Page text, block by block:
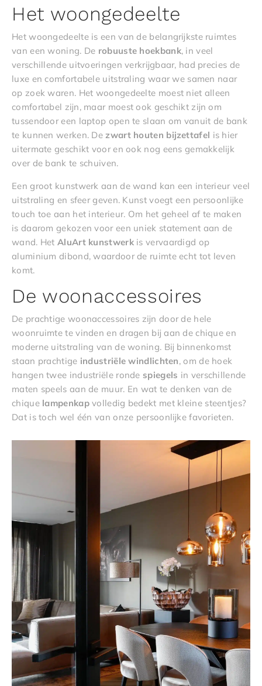
Het woongedeelte
Het woongedeelte is een van de belangrijkste ruimtes
van een woning. De robuuste hoekbank, in veel
verschillende uitvoeringen verkrijgbaar, had precies de
luxe en comfortabele uitstraling waar we samen naar
op zoek waren. Het woongedeelte moest niet alleen
comfortabel zijn, maar moest ook geschikt zijn om
tussendoor een laptop open te slaan om vanuit de bank
te kunnen werken. Dezwart houten bijzettafel is hier
uitermate geschikt voor en ook nog eens gemakkelijk
over de bank te schuiven.
Een groot kunstwerk aan de wand kan een interieur veel
uitstraling en sfeer geven. Kunst voegt een persoonlijke
touch toe aan het interieur. Om het geheel af te maken
is daarom gekozen voor een uniek statement aan de
wand. HetAluArt kunstwerkis vervaardigd op
aluminium dibond, waardoor de ruimte echt tot leven
komt.
De woonaccessoires
De prachtige woonaccessoires zijn door de hele
woonruimte te vinden en dragen bij aan de chique en
moderne uitstraling van de woning. Bij binnenkomst
staan prachtige industriële windlichten, om de hoek
hangen twee industriële ronde spiegels in verschillende
maten speels aan de muur. En wat te denken van de
chique lampenkapvolledig bedekt met kleine steentjes?
Dat is toch wel één van onze persoonlijke favorieten.